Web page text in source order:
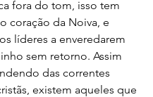
fora do tom, isso tem
coração da Noiva, e
líderes a enveredarem
sem retorno. Assim
das correntes
existem aqueles que